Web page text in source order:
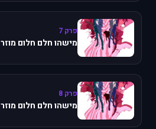
פרק 7
מישהו חלם חלום מוזר
פרק 8
מישהו חלם חלום מוזר